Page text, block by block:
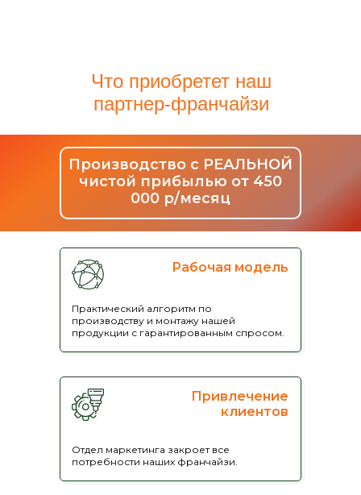
Что приобретет наш
партнер-франчайзи
Производство с РЕАЛЬНОЙ
чистой прибылью от 450
000 р/месяц
Рабочая модель
Практический алгоритм по
производству и монтажу нашей
продукции с гарантированным спросом.
Привлечение
клиентов
Отдел маркетинга закроет все
потребности наших франчайзи.